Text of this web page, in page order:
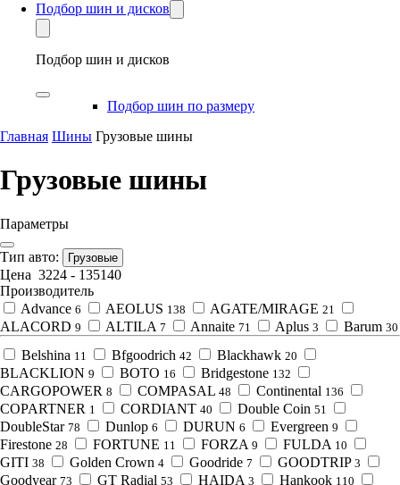
Подбор шин и дисков
Подбор шин и дисков
Подбор шин по размеру
Главная Шины Грузовые шины
Грузовые шины
Параметры
Тип авто: Грузовые
Цена 3224 - 135140
Производитель
Advance 6 AEOLUS 138 AGATE/MIRAGE 21
ALACORD 9 ALTILA 7 Annaite 71 Aplus 3 Barum 30
Belshina 11 Bfgoodrich 42 Blackhawk 20
BLACKLION 9 BOTO 16 Bridgestone 132
CARGOPOWER 8 COMPASAL 48 Continental 136
COPARTNER 1 CORDIANT 40 Double Coin 51
DoubleStar 78 Dunlop 6 DURUN 6 Evergreen 9
Firestone 28 FORTUNE 11 FORZA 9 FULDA 10
GITI 38 Golden Crown 4 Goodride 7 GOODTRIP 3
Goodyear 73 GT Radial 53 HAIDA 3 Hankook 110